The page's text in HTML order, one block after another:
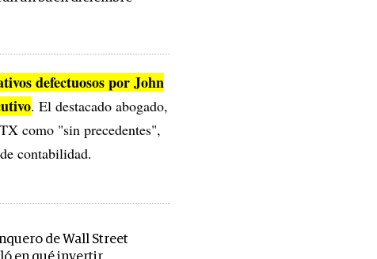
defectuosos por John
. El destacado abogado,
como "sin precedentes",
contabilidad.
de Wall Street